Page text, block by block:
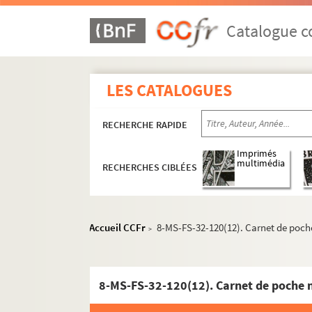
Catalogue
LES CATALOGUES
RECHERCHE RAPIDE
RECHERCHES CIBLÉES
Imprimés
multimédia
Accueil CCFr > 8-MS-FS-32-120(12). Carnet de
8-MS-FS-32-120(12). Carnet de poche
La vie du poète (1888)
Impressions d'Italie (1889)
Poèmes chantés (1895)
Le couronnement de la Muse (1897)
Louise (1900)
Julien (1913)
Réflexions sur la musique
Discours, articles, interviews